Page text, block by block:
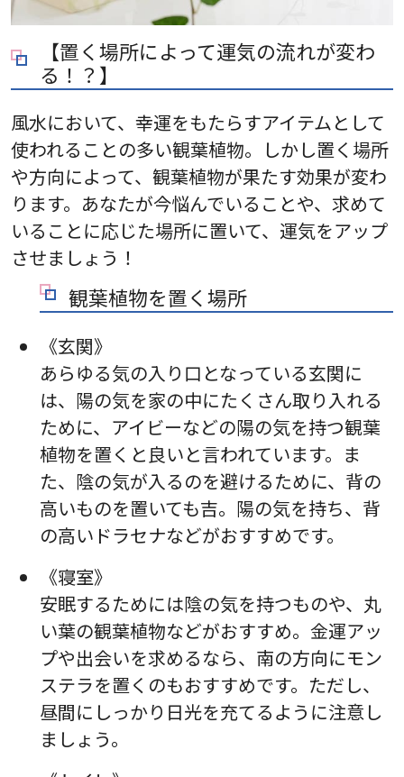
【置く場所によって運気の流れが変わ
る！？】
風水において、幸運をもたらすアイテムとして
使われることの多い観葉植物。しかし置く場所
や方向によって、観葉植物が果たす効果が変わ
ります。あなたが今悩んでいることや、求めて
いることに応じた場所に置いて、運気をアップ
させましょう！
観葉植物を置く場所
《玄関》
あらゆる気の入り口となっている玄関に
は、陽の気を家の中にたくさん取り入れる
ために、アイビーなどの陽の気を持つ観葉
植物を置くと良いと言われています。ま
た、陰の気が入るのを避けるために、背の
高いものを置いても吉。陽の気を持ち、背
の高いドラセナなどがおすすめです。
《寝室》
安眠するためには陰の気を持つものや、丸
い葉の観葉植物などがおすすめ。金運アッ
プや出会いを求めるなら、南の方向にモン
ステラを置くのもおすすめです。ただし、
昼間にしっかり日光を充てるように注意し
ましょう。